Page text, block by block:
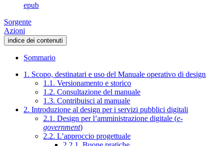
epub
Sorgente
Azioni
indice dei contenuti
Sommario
1. Scopo, destinatari e uso del Manuale operativo di design
1.1. Versionamento e storico
1.2. Consultazione del manuale
1.3. Contribuisci al manuale
2. Introduzione al design per i servizi pubblici digitali
2.1. Design per l’amministrazione digitale (e-
government)
2.2. L’approccio progettuale